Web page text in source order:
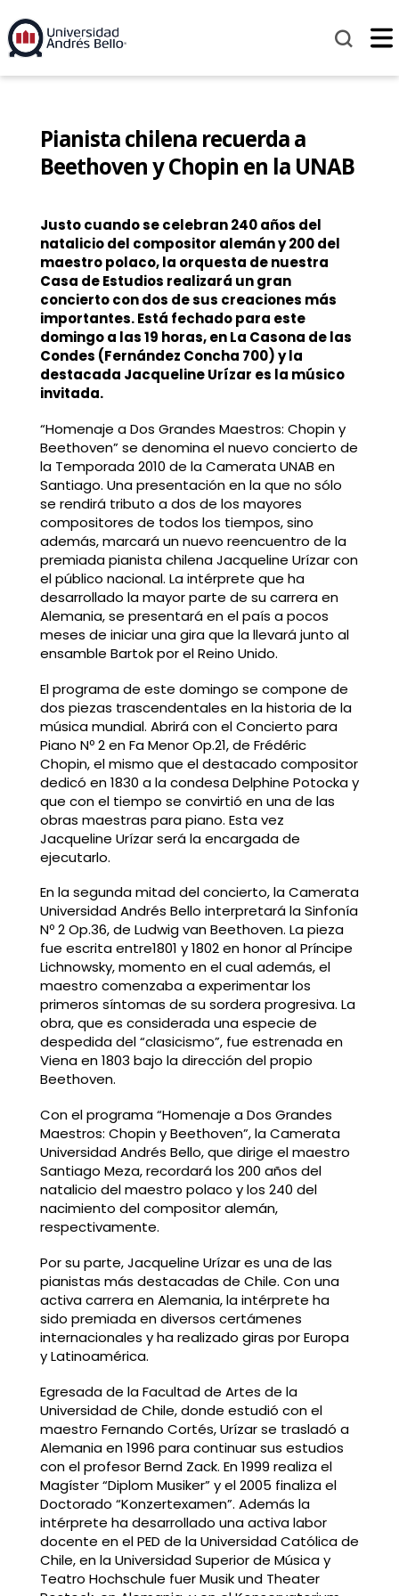
Pianista chilena recuerda a
Beethoven y Chopin en la UNAB
Justo cuando se celebran 240 años del
natalicio del compositor alemán y 200 del
maestro polaco, la orquesta de nuestra
Casa de Estudios realizará un gran
concierto con dos de sus creaciones más
importantes. Está fechado para este
domingo a las 19 horas, en La Casona de las
Condes (Fernández Concha 700)y la
destacada Jacqueline Urízar es la músico
invitada.
“Homenaje a Dos Grandes Maestros: Chopin y
Beethoven” se denomina el nuevo concierto de
la Temporada 2010 de la Camerata UNAB en
Santiago. Una presentación en la que no sólo
se rendirá tributo a dos de los mayores
compositores de todos los tiempos, sino
además, marcará un nuevo reencuentro de la
premiada pianista chilena Jacqueline Urízar con
el público nacional. La intérprete que ha
desarrollado la mayor parte de su carrera en
Alemania, se presentará en el país a pocos
meses de iniciar una gira que la llevará junto al
ensamble Bartok por el Reino Unido.
El programa de este domingo se compone de
dos piezas trascendentales en la historia de la
música mundial. Abrirá con el Concierto para
Piano Nº 2 en Fa Menor Op.21, de Frédéric
Chopin, el mismo que el destacado compositor
dedicó en 1830 a la condesa Delphine Potocka y
que con el tiempo se convirtió en una de las
obras maestras para piano. Esta vez
Jacqueline Urízar será la encargada de
ejecutarlo.
En la segunda mitad del concierto, la Camerata
Universidad Andrés Bello interpretará la Sinfonía
Nº 2 Op.36, de Ludwig van Beethoven. La pieza
fue escrita entre1801 y 1802 en honor al Príncipe
Lichnowsky, momento en el cual además, el
maestro comenzaba a experimentar los
primeros síntomas de su sordera progresiva. La
obra, que es considerada una especie de
despedida del “clasicismo”, fue estrenada en
Viena en 1803 bajo la dirección del propio
Beethoven.
Con el programa “Homenaje a Dos Grandes
Maestros: Chopin y Beethoven”, la Camerata
Universidad Andrés Bello, que dirige el maestro
Santiago Meza, recordará los 200 años del
natalicio del maestro polaco y los 240 del
nacimiento del compositor alemán,
respectivamente.
Por su parte, Jacqueline Urízar es una de las
pianistas más destacadas de Chile. Con una
activa carrera en Alemania, la intérprete ha
sido premiada en diversos certámenes
internacionales y ha realizado giras por Europa
y Latinoamérica.
Egresada de la Facultad de Artes de la
Universidad de Chile, donde estudió con el
maestro Fernando Cortés, Urízar se trasladó a
Alemania en 1996 para continuar sus estudios
con el profesor Bernd Zack. En 1999 realiza el
Magíster “Diplom Musiker” y el 2005 finaliza el
Doctorado “Konzertexamen”. Además la
intérprete ha desarrollado una activa labor
docente en el PED de la Universidad Católica de
Chile, en la Universidad Superior de Música y
Teatro Hochschule fuer Musik und Theater